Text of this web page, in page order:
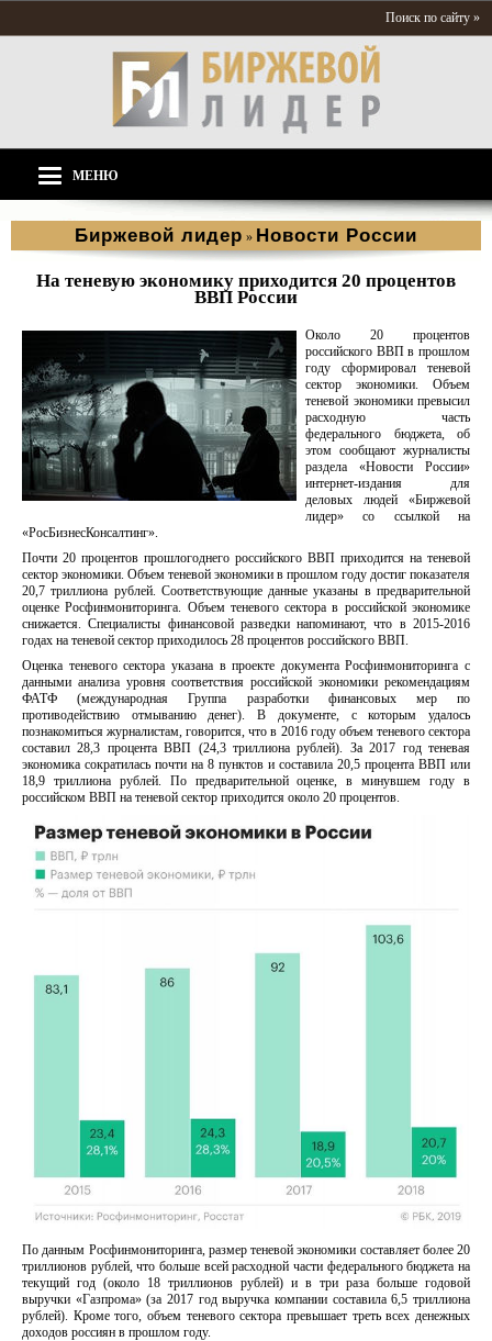
Поиск по сайту »
МЕНЮ
Биржевой лидер » Новости России
На теневую экономику приходится 20 процентов
ВВП России
Около 20 процентов
российского ВВП в прошлом
году сформировал теневой
сектор экономики. Объем
теневой экономики превысил
расходную часть
федерального бюджета, об
этом сообщают журналисты
раздела «Новости России»
интернет-издания для
деловых людей «Биржевой
лидер» со ссылкой на
«РосБизнесКонсалтинг».
Почти 20 процентов прошлогоднего российского ВВП приходится на теневой
сектор экономики. Объем теневой экономики в прошлом году достиг показателя
20,7 триллиона рублей. Соответствующие данные указаны в предварительной
оценке Росфинмониторинга. Объем теневого сектора в российской экономике
снижается. Специалисты финансовой разведки напоминают, что в 2015-2016
годах на теневой сектор приходилось 28 процентов российского ВВП.
Оценка теневого сектора указана в проекте документа Росфинмониторинга с
данными анализа уровня соответствия российской экономики рекомендациям
ФАТФ (международная Группа разработки финансовых мер по
противодействию отмыванию денег). В документе, с которым удалось
познакомиться журналистам, говорится, что в 2016 году объем теневого сектора
составил 28,3 процента ВВП (24,3 триллиона рублей). За 2017 год теневая
экономика сократилась почти на 8 пунктов и составила 20,5 процента ВВП или
18,9 триллиона рублей. По предварительной оценке, в минувшем году в
российском ВВП на теневой сектор приходится около 20 процентов.
По данным Росфинмониторинга, размер теневой экономики составляет более 20
триллионов рублей, что больше всей расходной части федерального бюджета на
текущий год (около 18 триллионов рублей) и в три раза больше годовой
выручки «Газпрома» (за 2017 год выручка компании составила 6,5 триллиона
рублей). Кроме того, объем теневого сектора превышает треть всех денежных
доходов россиян в прошлом году.